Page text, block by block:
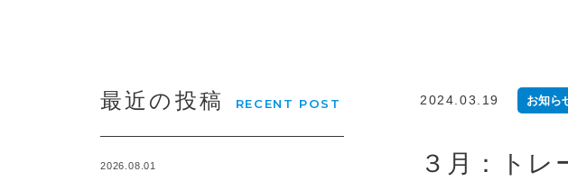
2024.03.19 お知ら
３月：ト
最近の投稿 RECENT POST
2026.08.01